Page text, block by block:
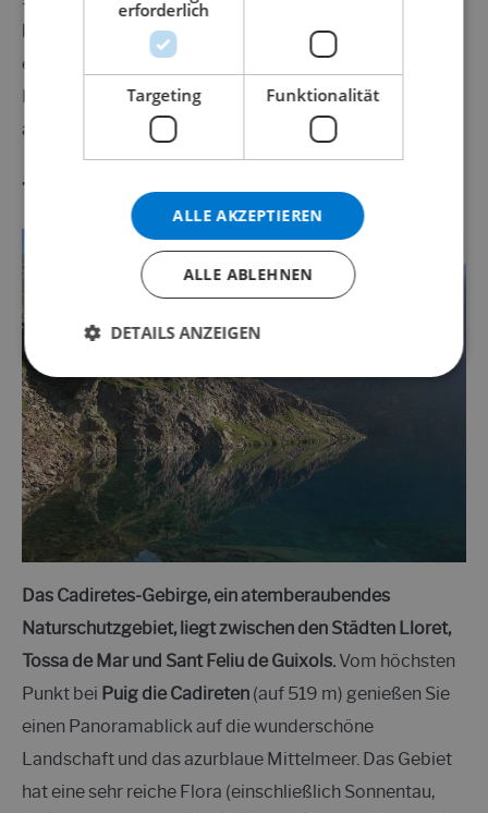
können hier eine Vielzahl von Kakteen sehen, aber auch
einen schönen Spaziergang zwischen den Felsen und
Brunnen machen. Die Aussicht, die Sie hier haben, ist
auch geradezu phänomenal!
7. Das Massiv der Cadireten
Das Cadiretes-Gebirge, ein atemberaubendes
Naturschutzgebiet, liegt zwischen den Städten Lloret,
Tossa de Mar und Sant Feliu de Guixols. Vom höchsten
Punkt bei Puig die Cadireten (auf 519 m) genießen Sie
einen Panoramablick auf die wunderschöne
Landschaft und das azurblaue Mittelmeer. Das Gebiet
hat eine sehr reiche Flora (einschließlich Sonnentau,
erforderlich
Targeting Funktionalität
ALLE AKZEPTIEREN
ALLE ABLEHNEN
DETAILS ANZEIGEN